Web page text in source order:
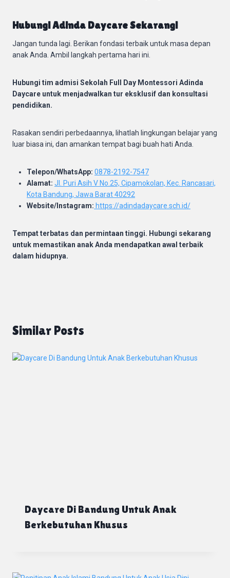
Hubungi Adinda Daycare Sekarang!
Jangan tunda lagi. Berikan fondasi terbaik untuk masa depan
anak Anda. Ambil langkah pertama hari ini.
Hubungi tim admisi Sekolah Full Day Montessori Adinda
Daycare untuk menjadwalkan tur eksklusif dan konsultasi
pendidikan.
Rasakan sendiri perbedaannya, lihatlah lingkungan belajar yang
luar biasa ini, dan amankan tempat bagi buah hati Anda.
Telepon/WhatsApp: 0878-2192-7547
Alamat: Jl. Puri Asih V No.25, Cipamokolan, Kec. Rancasari,
Kota Bandung, Jawa Barat 40292
Website/Instagram: https://adindadaycare.sch.id/
Tempat terbatas dan permintaan tinggi. Hubungi sekarang
untuk memastikan anak Anda mendapatkan awal terbaik
dalam hidupnya.
Similar Posts
Daycare Di Bandung Untuk Anak
Berkebutuhan Khusus